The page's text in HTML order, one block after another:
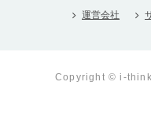
運営会社
Copyright © i-